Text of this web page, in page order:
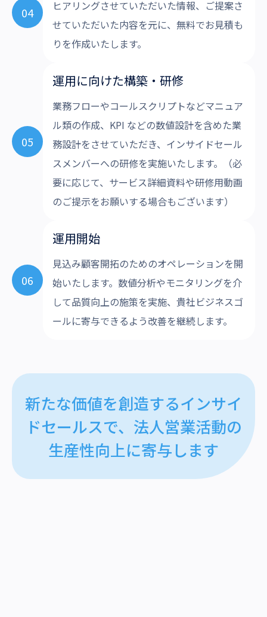
04
ヒアリングさせていただいた情報、ご提案さ
せていただいた内容を元に、無料でお見積も
りを作成いたします。
05
運用に向けた構築・研修
業務フローやコールスクリプトなどマニュア
ル類の作成、KPI などの数値設計を含めた業
務設計をさせていただき、インサイドセール
スメンバーへの研修を実施いたします。（必
要に応じて、サービス詳細資料や研修用動画
のご提示をお願いする場合もございます）
06
運用開始
見込み顧客開拓のためのオペレーションを開
始いたします。数値分析やモニタリングを介
して品質向上の施策を実施、貴社ビジネスゴ
ールに寄与できるよう改善を継続します。
新たな価値を創造するインサイ
ドセールスで、 法人営業活動の
生産性向上に寄与します